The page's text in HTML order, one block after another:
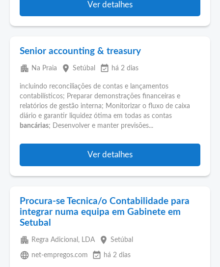
Ver detalhes
Senior accounting & treasury
apartment Na Praia place Setúbal event_available há 2 dias
incluindo reconciliações de contas e lançamentos
contabilísticos; Preparar demonstrações financeiras e
relatórios de gestão interna; Monitorizar o fluxo de caixa
diário e garantir liquidez ótima em todas as contas
bancárias; Desenvolver e manter previsões...
Ver detalhes
Procura-se Tecnica/o Contabilidade para
integrar numa equipa em Gabinete em
Setubal
apartment Regra Adicional, LDA place Setúbal
language net-empregos.com event_available há 2 dias